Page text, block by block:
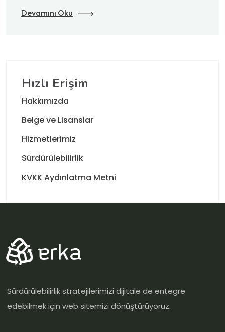
Devamını Oku
Hızlı Erişim
Hakkımızda
Belge ve Lisanslar
Hizmetlerimiz
Sürdürülebilirlik
KVKK Aydınlatma Metni
Sürdürülebilirlik stratejilerimizi dijitale de entegre
edebilmek için web sitemizi dönüştürüyoruz.